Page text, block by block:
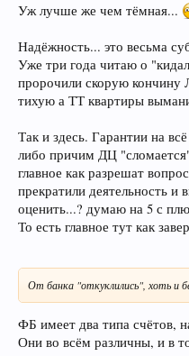
Уж лучше же чем тёмная...
Надёжность... это весьма
Уже три года читаю о
пророчили скорую
тихую а ТТ квартиры
Так и здесь. Гарантии на
либо причим ДЦ
главное как разрешат
прекратили деятельность и
оценить...? думаю на 5 с
То есть главное тут как
От банка "откуклились", хоть и
ФБ имеет два типа счётов,
Они во всём различны, и в